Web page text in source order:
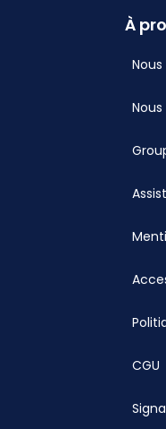
À
CGU